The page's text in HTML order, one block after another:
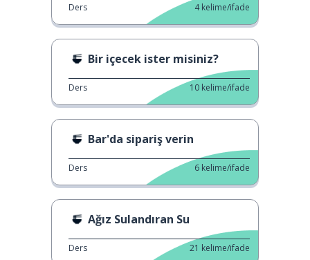
Ders 4 kelime/ifade
Bir içecek ister misiniz?
Ders 10 kelime/ifade
Bar'da sipariş verin
Ders 6 kelime/ifade
Ağız Sulandıran Su
Ders 21 kelime/ifade